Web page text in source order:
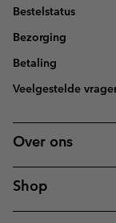
Bestelstatus
Bezorging
Betaling
Veelgestelde
Over ons
Shop